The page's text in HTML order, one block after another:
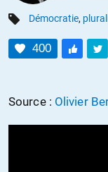
DON
Démocratie,
400
Source : Olivier